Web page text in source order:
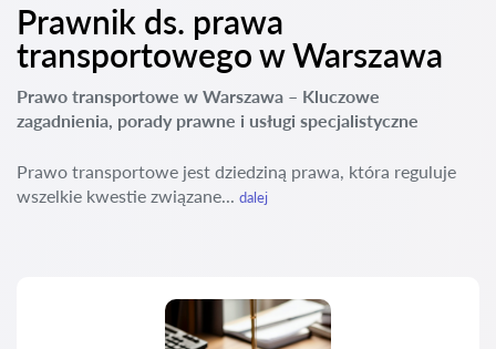
Prawnik ds. prawa
transportowego w Warszawa
Prawo transportowe w Warszawa – Kluczowe
zagadnienia, porady prawne i usługi specjalistyczne
Prawo transportowe jest dziedziną prawa, która reguluje
wszelkie kwestie związane... dalej